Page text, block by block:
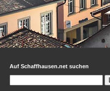
Auf Schaffhausen.net suchen